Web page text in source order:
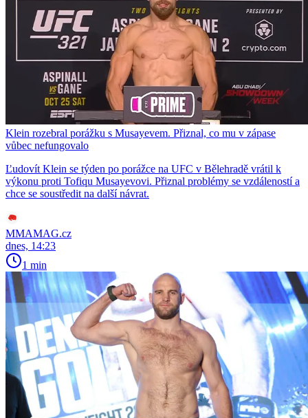
Klein rozebral porážku s Musayevem. Přiznal, co mu v zápase
vůbec nefungovalo
Ľudovít Klein se týden po porážce na UFC v Bělehradě vrátil k
výkonu proti Tofiqu Musayevovi. Přiznal problémy se vzdáleností a
chce se soustředit na další návrat.
MMAMAG.cz
dnes, 14:23
1 min